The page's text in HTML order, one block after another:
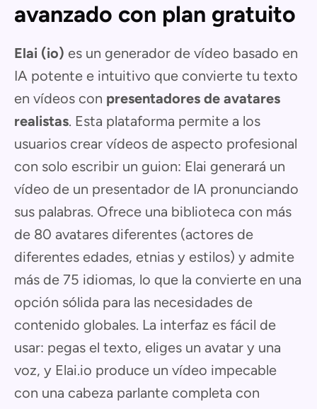
avanzado con plan gratuito
Elai (io) es un generador de vídeo basado en
IA potente e intuitivo que convierte tu texto
en vídeos con presentadores de avatares
realistas. Esta plataforma permite a los
usuarios crear vídeos de aspecto profesional
con solo escribir un guion: Elai generará un
vídeo de un presentador de IA pronunciando
sus palabras. Ofrece una biblioteca con más
de 80 avatares diferentes (actores de
diferentes edades, etnias y estilos) y admite
más de 75 idiomas, lo que la convierte en una
opción sólida para las necesidades de
contenido globales. La interfaz es fácil de
usar: pegas el texto, eliges un avatar y una
voz, y Elai.io produce un vídeo impecable
con una cabeza parlante completa con